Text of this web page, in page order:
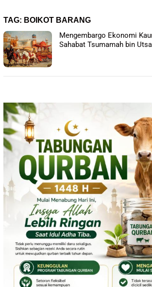
TAG: BOIKOT BARANG
Mengembargo Ekonomi
Sahabat Tsumamah bin Utsal